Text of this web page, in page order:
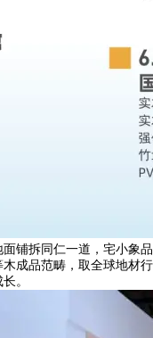
铺拆同仁一道，宅小象品
成品范畴，取全球地材行
。